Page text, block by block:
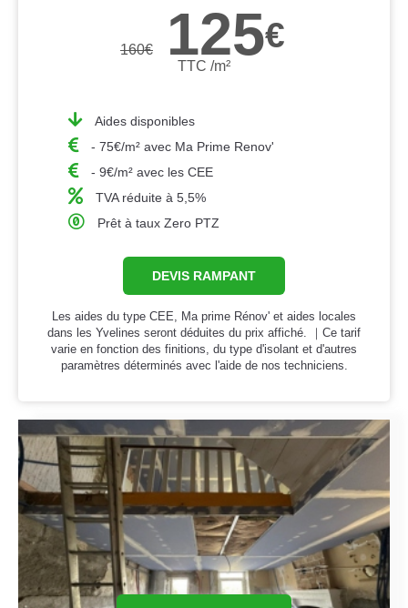
160€ 125€
TTC /m²
Aides disponibles
- 75€/m² avec Ma Prime Renov'
- 9€/m² avec les CEE
TVA réduite à 5,5%
Prêt à taux Zero PTZ
DEVIS RAMPANT
Les aides du type CEE, Ma prime Rénov' et aides locales
dans les Yvelines seront déduites du prix affiché. ｜Ce tarif
varie en fonction des finitions, du type d'isolant et d'autres
paramètres déterminés avec l'aide de nos techniciens.